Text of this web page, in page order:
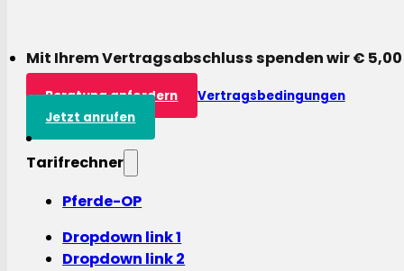
Mit Ihrem Vertragsabschluss spenden wir €
Beratung anfordern
Vertragsbedingungen
Jetzt anrufen
Tarifrechner
Pferde-OP
Dropdown link 1
Dropdown link 2